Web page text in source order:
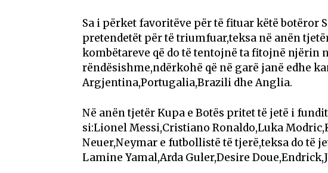
Sa i përket favoritëve për të fituar këtë botëror
pretendetët për të triumfuar,teksa në anën
kombëtareve që do të tentojnë ta fitojnë njërin
rëndësishme,ndërkohë që në garë janë edhe
Argjentina,Portugalia,Brazili dhe Anglia.
Në anën tjetër Kupa e Botës pritet të jetë i
si:Lionel Messi,Cristiano Ronaldo,Luka
Neuer,Neymar e futbollistë të tjerë,teksa do të
Lamine Yamal,Arda Guler,Desire